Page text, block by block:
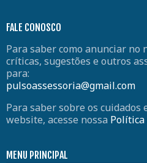
FALE CONOSCO
Para saber como anunciar no
críticas, sugestões e outros
para:
pulsoassessoria@gmail.com
Para saber sobre os cuidados
website, acesse nossa Política
MENU PRINCIPAL